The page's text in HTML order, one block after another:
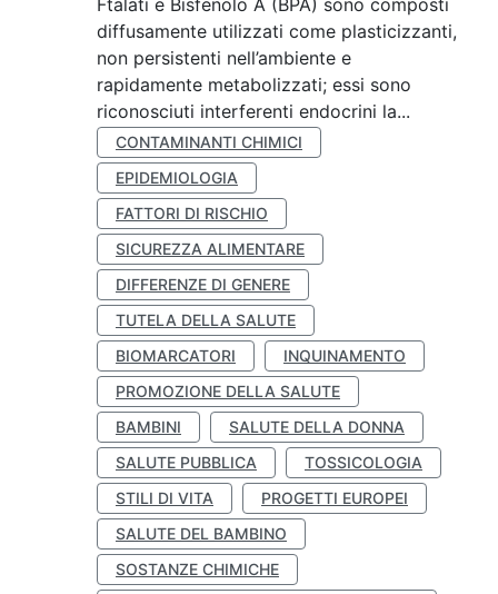
Ftalati e Bisfenolo A (BPA) sono composti
diffusamente utilizzati come plasticizzanti,
non persistenti nell’ambiente e
rapidamente metabolizzati; essi sono
riconosciuti interferenti endocrini la...
CONTAMINANTI CHIMICI
EPIDEMIOLOGIA
FATTORI DI RISCHIO
SICUREZZA ALIMENTARE
DIFFERENZE DI GENERE
TUTELA DELLA SALUTE
BIOMARCATORI
INQUINAMENTO
PROMOZIONE DELLA SALUTE
BAMBINI
SALUTE DELLA DONNA
SALUTE PUBBLICA
TOSSICOLOGIA
STILI DI VITA
PROGETTI EUROPEI
SALUTE DEL BAMBINO
SOSTANZE CHIMICHE